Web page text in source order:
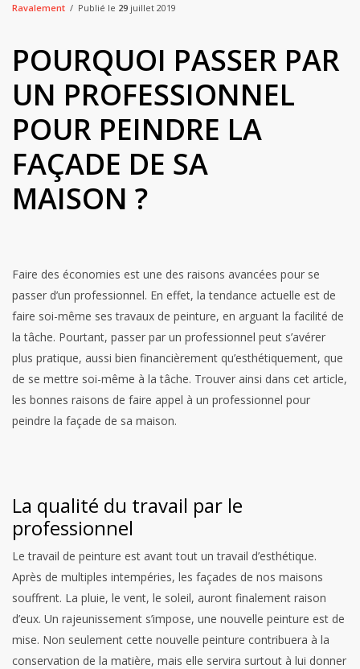
Ravalement Publié le 29 juillet 2019
POURQUOI PASSER PAR
UN PROFESSIONNEL
POUR PEINDRE LA
FAÇADE DE SA
MAISON ?
Faire des économies est une des raisons avancées pour se
passer d’un professionnel. En effet, la tendance actuelle est de
faire soi-même ses travaux de peinture, en arguant la facilité de
la tâche. Pourtant, passer par un professionnel peut s’avérer
plus pratique, aussi bien financièrement qu’esthétiquement, que
de se mettre soi-même à la tâche. Trouver ainsi dans cet article,
les bonnes raisons de faire appel à un professionnel pour
peindre la façade de sa maison.
La qualité du travail par le
professionnel
Le travail de peinture est avant tout un travail d’esthétique.
Après de multiples intempéries, les façades de nos maisons
souffrent. La pluie, le vent, le soleil, auront finalement raison
d’eux. Un rajeunissement s’impose, une nouvelle peinture est de
mise. Non seulement cette nouvelle peinture contribuera à la
conservation de la matière, mais elle servira surtout à lui donner